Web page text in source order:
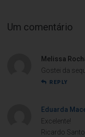
Um comentário
Melissa
Gostei da
REPLY
Eduarda
Excelente!
Ricardo